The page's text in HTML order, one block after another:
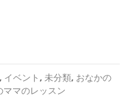
, イベント, 未分類, おなかの
ママのレッスン